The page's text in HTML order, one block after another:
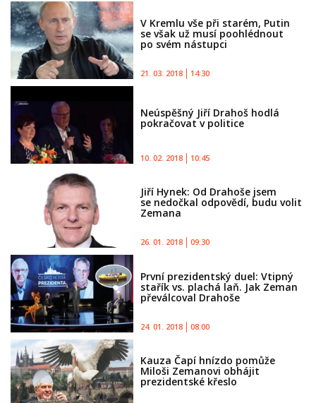
V Kremlu vše při starém, Putin
se však už musí poohlédnout
po svém nástupci
21. 03. 2018 14:30
Neúspěšný Jiří Drahoš hodlá
pokračovat v politice
10. 02. 2018 10:45
Jiří Hynek: Od Drahoše jsem
se nedočkal odpovědí, budu volit
Zemana
26. 01. 2018 09:30
První prezidentský duel: Vtipný
stařík vs. plachá laň. Jak Zeman
převálcoval Drahoše
24. 01. 2018 08:00
Kauza Čapí hnízdo pomůže
Miloši Zemanovi obhájit
prezidentské křeslo